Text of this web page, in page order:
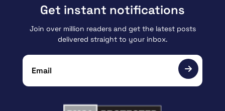
Get instant notifications
Join over million readers and get the latest posts
delivered straight to your inbox.